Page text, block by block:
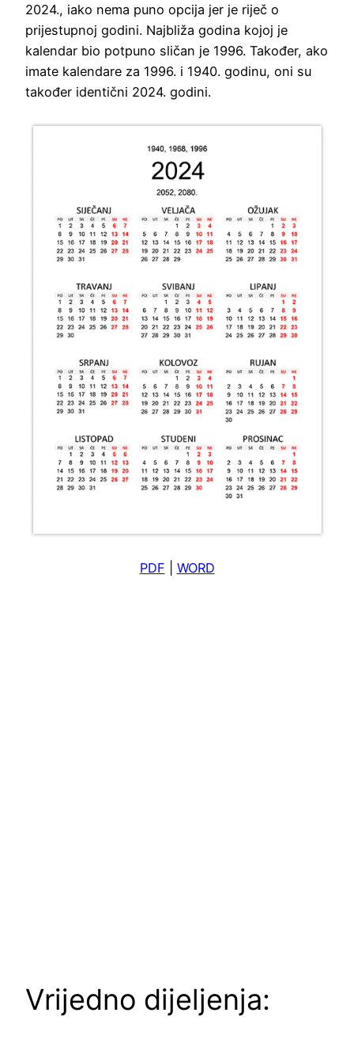
2024., iako nema puno opcija jer je riječ o
prijestupnoj godini. Najbliža godina kojoj je
kalendar bio potpuno sličan je 1996. Također, ako
imate kalendare za 1996. i 1940. godinu, oni su
također identični 2024. godini.
PDF WORD
Vrijedno dijeljenja: